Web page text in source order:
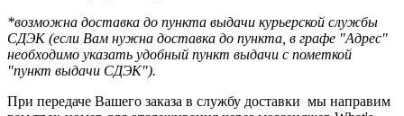
*возможна доставка до пункта выдачи курьерской службы
СДЭК (если Вам нужна доставка до пункта, в графе "Адрес"
необходимо указать удобный пункт выдачи с пометкой
"пункт выдачи СДЭК").
При передаче Вашего заказа в службу доставки мы направим